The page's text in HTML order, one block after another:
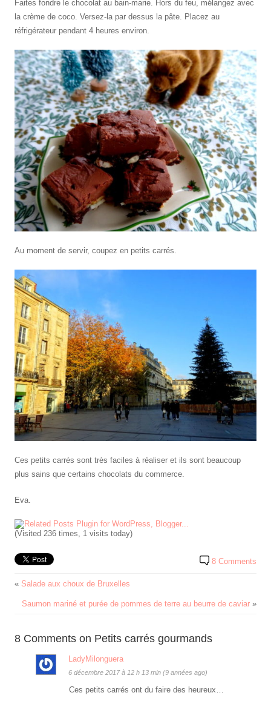
Faites fondre le chocolat au bain-marie. Hors du feu, mélangez avec
la crème de coco. Versez-la par dessus la pâte. Placez au
réfrigérateur pendant 4 heures environ.
Au moment de servir, coupez en petits carrés.
Ces petits carrés sont très faciles à réaliser et ils sont beaucoup
plus sains que certains chocolats du commerce.
Eva.
(Visited 236 times, 1 visits today)
8 Comments
« Salade aux choux de Bruxelles
Saumon mariné et purée de pommes de terre au beurre de caviar »
8 Comments on Petits carrés gourmands
LadyMilonguera
6 décembre 2017 à 12 h 13 min (9 années ago)
Ces petits carrés ont du faire des heureux…